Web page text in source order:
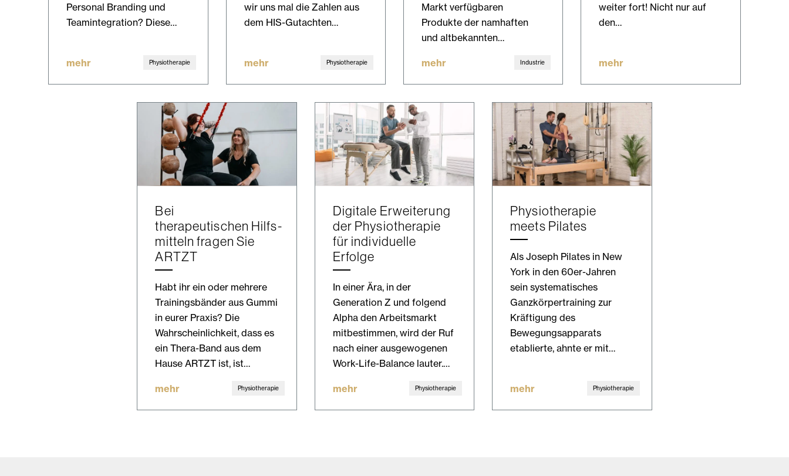
Personal Branding und
Teamintegration? Diese…
mehr Physiotherapie
wir uns mal die Zahlen aus
dem HIS-Gutachten…
mehr Physiotherapie
Markt verfügbaren
Produkte der namhaften
und altbekannten…
mehr Industrie
weiter fort! Nicht nur auf
den…
mehr
Bei
therapeutischen Hilfs­
mitteln fragen Sie
ARTZT
Habt ihr ein oder mehrere
Trainingsbänder aus Gummi
in eurer Praxis? Die
Wahrscheinlichkeit, dass es
ein Thera-Band aus dem
Hause ARTZT ist, ist…
mehr Physiotherapie
Digitale Erweiterung
der Physiotherapie
für individuelle
Erfolge
In einer Ära, in der
Generation Z und folgend
Alpha den Arbeitsmarkt
mitbestimmen, wird der Ruf
nach einer ausgewogenen
Work-Life-Balance lauter.…
mehr Physiotherapie
Physiotherapie
meets Pilates
Als Joseph Pilates in New
York in den 60er-Jahren
sein systematisches
Ganzkörpertraining zur
Kräftigung des
Bewegungsapparats
etablierte, ahnte er mit…
mehr Physiotherapie